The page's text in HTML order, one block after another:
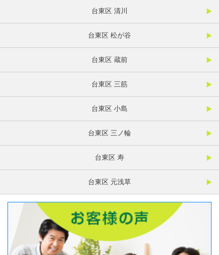
台東区 清川
台東区 松が谷
台東区 蔵前
台東区 三筋
台東区 小島
台東区 三ノ輪
台東区 寿
台東区 元浅草